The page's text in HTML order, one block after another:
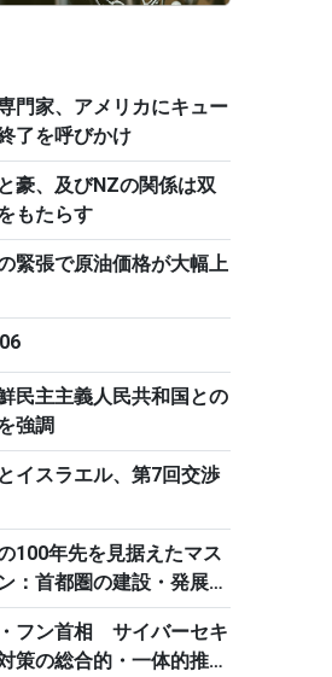
門家、アメリカにキュー
了を呼びかけ
豪、及びNZの関係は双
もたらす
緊張で原油価格が大幅上
民主主義人民共和国との
強調
イスラエル、第7回交渉
100年先を見据えたマス
：首都圏の建設・発展へ
フン首相 サイバーセキ
策の総合的・一体的推進